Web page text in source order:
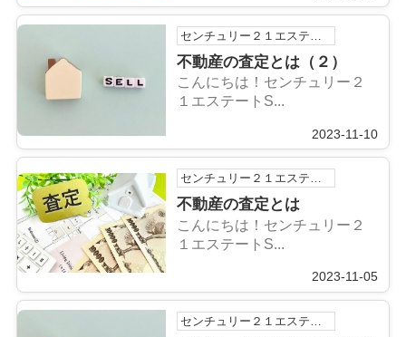
不動産の査定とは（２）
こんにちは！センチュリー２
１エステートS...
2023-11-10
センチュリー２１エステートSHINの浅利祐作です！
不動産の査定とは
こんにちは！センチュリー２
１エステートS...
2023-11-05